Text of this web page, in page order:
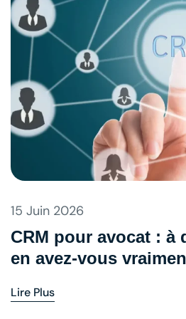
15 Juin 2026
CRM pour avocat : à
en avez-vous
Lire Plus